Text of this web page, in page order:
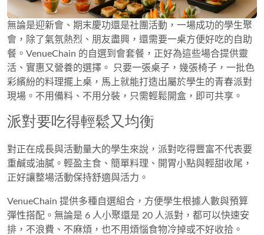
無論是迎新會、期末慶功還是社團活動，一場成功的學生聚
會，除了氣氛熱烈、朋友盡興，還需要一桌方便好吃的自助
餐。VenueChain 的自選到會套餐，正好為這些場合提供靈
活、實惠又營養的選擇。 只要一張桌子，幾張椅子，一批色
彩繽紛的料理擺上桌，馬上就能打造出屬於學生的青春派對
現場。不用備料、不用分裝，只需輕鬆開盒，即可共享。
派對要吃得輕鬆又均衡
對正在成長與活動量大的學生來說，派對吃得豐富不代表要
重鹹或油膩。輕盈主食、簡單料理、開胃小點與輕甜收尾，
正好讓整場活動保持舒適與活力。
VenueChain 提供多種自選組合，方便學生根據人數與預算
彈性搭配。無論是 6 人小聚還是 20 人派對，都可以快速安
排，不浪費、不麻煩，也不用煩惱食物冷掉或不好收拾。